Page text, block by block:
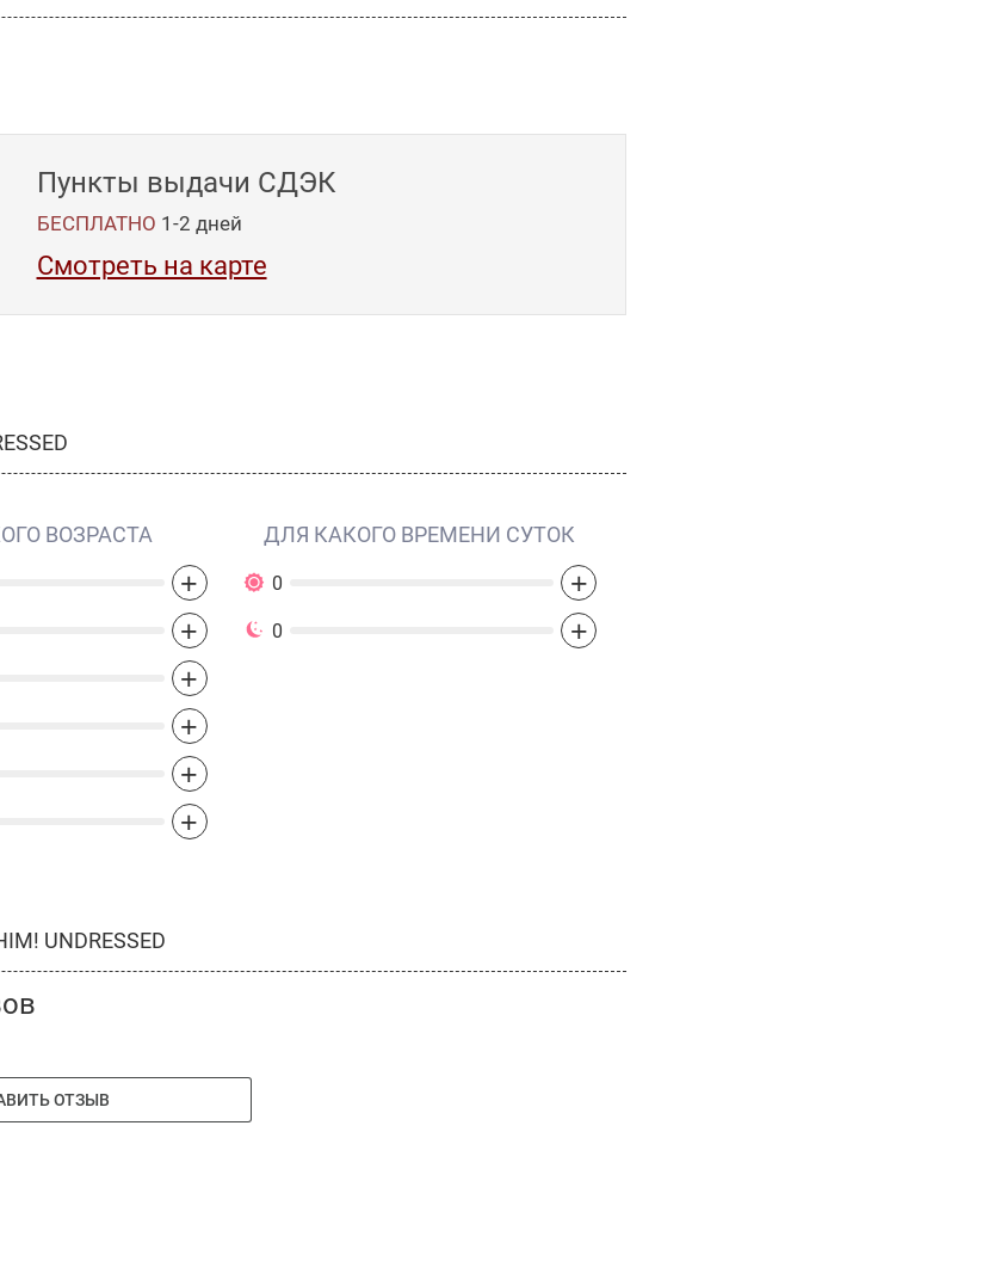
Пункты выдачи СДЭК
БЕСПЛАТНО 1-2 дней
Смотреть на карте
ВОЗРАСТА
+
+
+
+
+
+
ДЛЯ КАКОГО ВРЕМЕНИ СУТОК
0 +
0 +
UNDRESSED
ОТЗЫВ